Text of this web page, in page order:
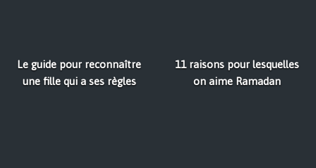
Le guide pour reconnaître
une fille qui a ses règles
11 raisons pour lesquelles
on aime Ramadan